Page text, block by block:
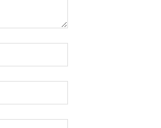
почта:*